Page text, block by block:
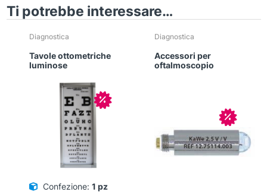
Ti potrebbe interessare…
Diagnostica
Tavole ottometriche
luminose
In offerta!
Confezione: 1 pz
Diagnostica
Accessori per
oftalmoscopio
In